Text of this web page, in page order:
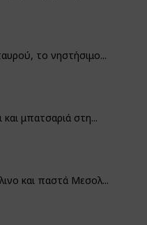
το νηστήσιμο...
και μπατσαριά στη...
και παστά Μεσολ...